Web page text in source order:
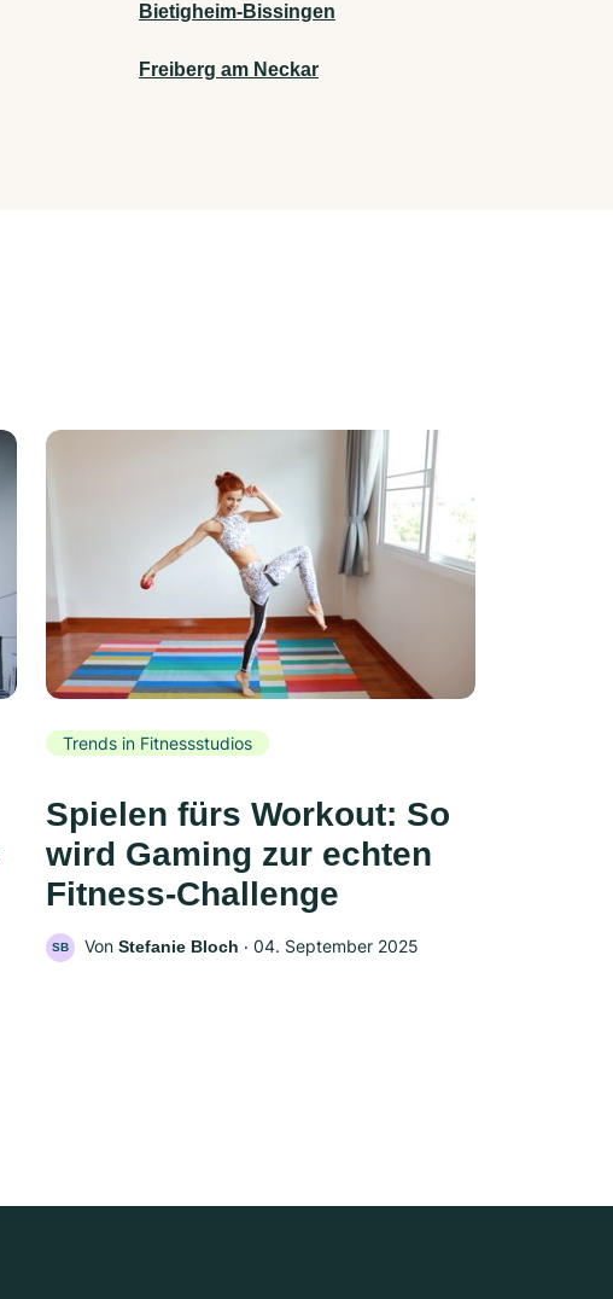
Bietigheim-Bissingen
Freiberg am Neckar
Trends in Fitnessstudios
Spielen fürs Workout: So
wird Gaming zur echten
Fitness-Challenge
SB Von Stefanie Bloch ‧ 04. September 2025